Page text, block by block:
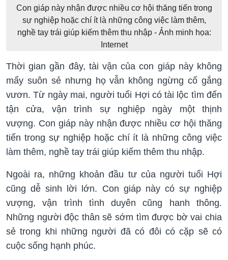
Con giáp này nhận được nhiều cơ hội thăng tiến trong
sự nghiệp hoặc chí ít là những công việc làm thêm,
nghề tay trái giúp kiếm thêm thu nhập - Ảnh minh họa:
Internet
Thời gian gần đây, tài vận của con giáp này không
mấy suôn sẻ nhưng họ vẫn không ngừng cố gắng
vươn. Từ ngày mai, người tuổi Hợi có tài lộc tìm đến
tận cửa, vận trình sự nghiệp ngày một thịnh
vượng. Con giáp này nhận được nhiều cơ hội thăng
tiến trong sự nghiệp hoặc chí ít là những công việc
làm thêm, nghề tay trái giúp kiếm thêm thu nhập.
Ngoài ra, những khoản đầu tư của người tuổi Hợi
cũng dễ sinh lời lớn. Con giáp này có sự nghiệp
vượng, vận trình tình duyên cũng hanh thông.
Những người độc thân sẽ sớm tìm được bờ vai chia
sẻ trong khi những người đã có đôi có cặp sẽ có
cuộc sống hạnh phúc.